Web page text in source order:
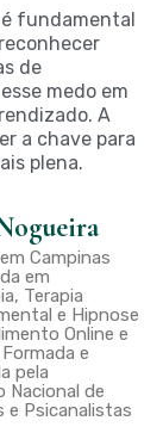
é fundamental
de
medo em
A
a chave para
plena.
Campinas
em
Terapia
e Hipnose
Online e
e
pela
Nacional de
e Psicanalistas